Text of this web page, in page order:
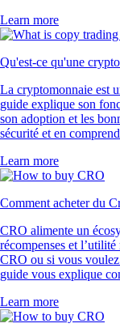
Learn more
Qu'est-ce qu'une
La cryptomonnaie est
guide explique son
son adoption et les
sécurité et en
Learn more
Comment acheter du
CRO alimente un
récompenses et
CRO ou si vous
guide vous explique
Learn more